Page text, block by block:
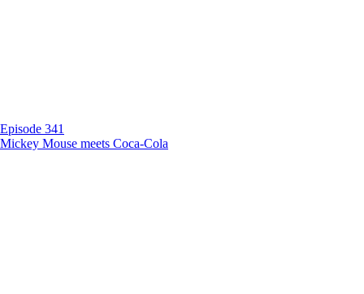
Episode 341
Mickey Mouse meets Coca-Cola